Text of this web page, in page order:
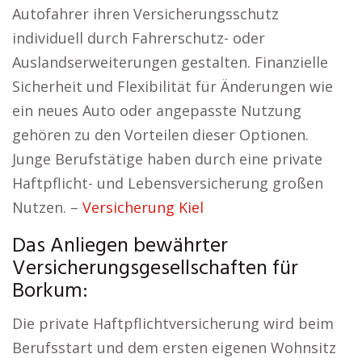
Autofahrer ihren Versicherungsschutz
individuell durch Fahrerschutz- oder
Auslandserweiterungen gestalten. Finanzielle
Sicherheit und Flexibilität für Änderungen wie
ein neues Auto oder angepasste Nutzung
gehören zu den Vorteilen dieser Optionen.
Junge Berufstätige haben durch eine private
Haftpflicht- und Lebensversicherung großen
Nutzen. – Versicherung Kiel
Das Anliegen bewährter
Versicherungsgesellschaften für
Borkum:
Die private Haftpflichtversicherung wird beim
Berufsstart und dem ersten eigenen Wohnsitz